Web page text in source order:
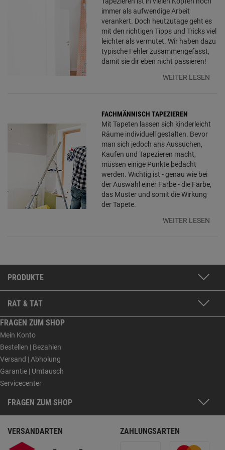
immer als aufwendige Arbeit
verankert. Doch heutzutage geht es
mit den richtigen Tipps und Tricks viel
leichter als vermutet. Wir haben dazu
typische Fehler zusammengefasst,
damit sie dir eben nicht passieren!
WEITER LESEN
FACHMÄNNISCH TAPEZIEREN
Mit Tapeten lassen sich kinderleicht
Räume individuell gestalten. Bevor
man sich jedoch ans Aussuchen,
Kaufen und Tapezieren macht,
müssen einige Punkte bedacht
werden. Wichtig ist - genau wie bei
der Auswahl einer Farbe - die Farbe,
das Muster und somit die Wirkung
der Tapete.
WEITER LESEN
PRODUKTE
RAT & TAT
FRAGEN ZUM SHOP
Mein Konto
Bestellen | Bezahlen
Versand | Abholung
Garantie | Umtausch
Servicecenter
FRAGEN ZUM SHOP
VERSANDARTEN ZAHLUNGSARTEN